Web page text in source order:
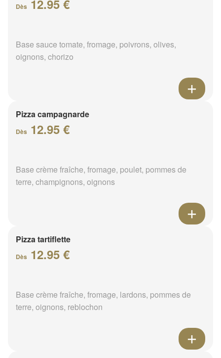
Dès 12.95 €
Base sauce tomate, fromage, poivrons, olives,
oignons, chorizo
Pizza campagnarde
Dès 12.95 €
Base crème fraîche, fromage, poulet, pommes de
terre, champignons, oignons
Pizza tartiflette
Dès 12.95 €
Base crème fraîche, fromage, lardons, pommes de
terre, oignons, reblochon